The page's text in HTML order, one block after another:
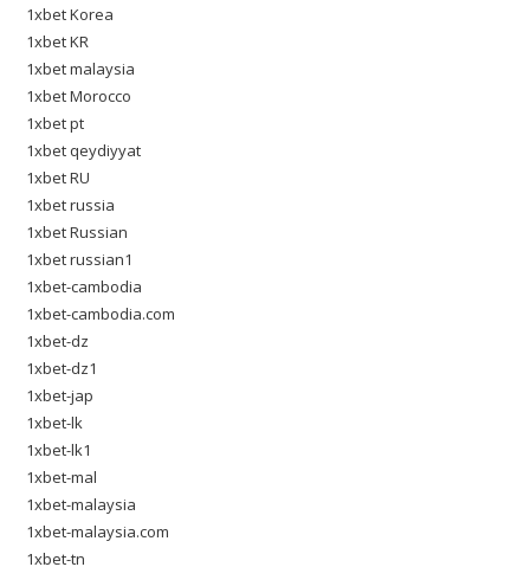
1xbet Korea
1xbet KR
1xbet malaysia
1xbet Morocco
1xbet pt
1xbet qeydiyyat
1xbet RU
1xbet russia
1xbet Russian
1xbet russian1
1xbet-cambodia
1xbet-cambodia.com
1xbet-dz
1xbet-dz1
1xbet-jap
1xbet-lk
1xbet-lk1
1xbet-mal
1xbet-malaysia
1xbet-malaysia.com
1xbet-tn